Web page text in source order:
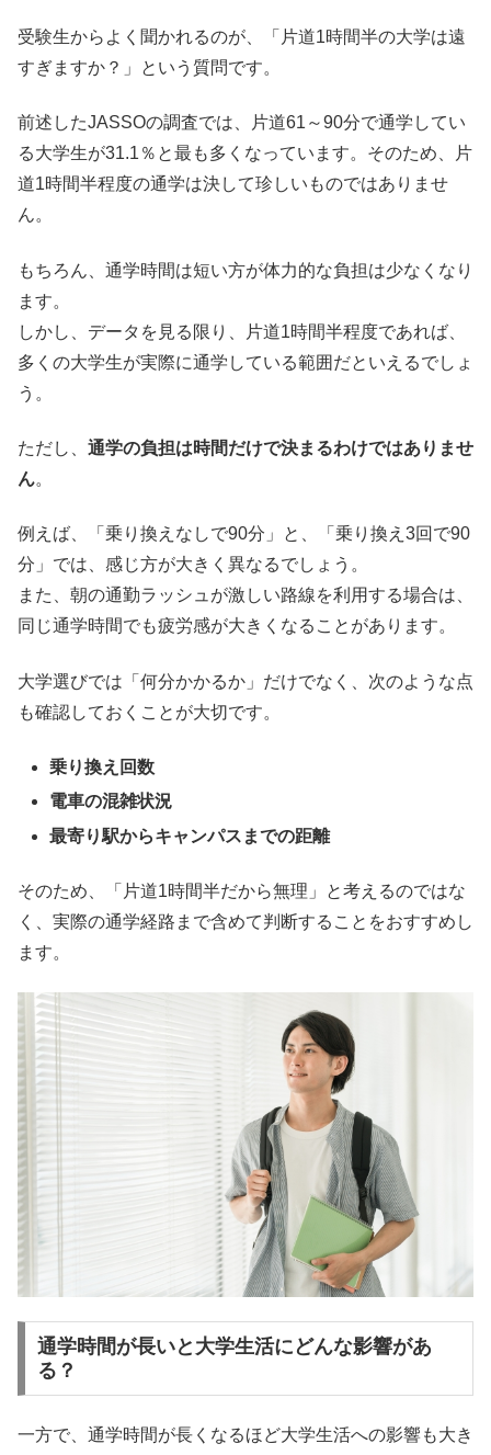
受験生からよく聞かれるのが、「片道1時間半の大学は遠
すぎますか？」という質問です。
前述したJASSOの調査では、片道61～90分で通学してい
る大学生が31.1％と最も多くなっています。そのため、片
道1時間半程度の通学は決して珍しいものではありませ
ん。
もちろん、通学時間は短い方が体力的な負担は少なくなり
ます。
しかし、データを見る限り、片道1時間半程度であれば、
多くの大学生が実際に通学している範囲だといえるでしょ
う。
ただし、 通学の負担は時間だけで決まるわけではありませ
ん。
例えば、「乗り換えなしで90分」と、「乗り換え3回で90
分」では、感じ方が大きく異なるでしょう。
また、朝の通勤ラッシュが激しい路線を利用する場合は、
同じ通学時間でも疲労感が大きくなることがあります。
大学選びでは「何分かかるか」だけでなく、次のような点
も確認しておくことが大切です。
乗り換え回数
電車の混雑状況
最寄り駅からキャンパスまでの距離
そのため、「片道1時間半だから無理」と考えるのではな
く、実際の通学経路まで含めて判断することをおすすめし
ます。
通学時間が長いと大学生活にどんな影響があ
る？
一方で、通学時間が長くなるほど大学生活への影響も大き